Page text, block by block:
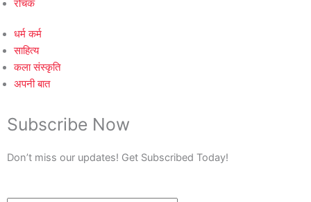
रोचक
धर्म कर्म
साहित्य
कला संस्कृति
अपनी बात
Subscribe Now
Don’t miss our updates! Get Subscribed Today!